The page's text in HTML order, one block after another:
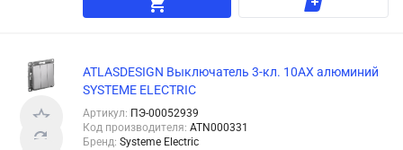
ATLASDESIGN Выключатель 3-кл. 10АХ алюминий
SYSTEME ELECTRIC
Артикул: ПЭ-00052939
Код производителя: ATN000331
Бренд: Systeme Electric